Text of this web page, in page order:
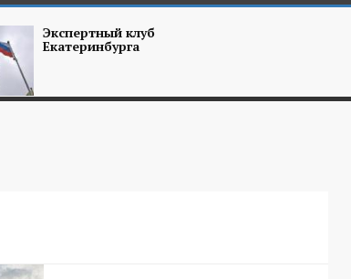
Экспертный клуб
Екатеринбурга